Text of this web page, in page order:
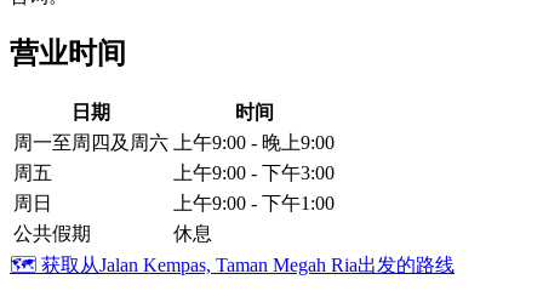
营业时间
日期
时间
周一至周四及周六
上午9:00 - 晚上9:00
周五
上午9:00 - 下午3:00
周日
上午9:00 - 下午1:00
公共假期
休息
🗺️ 获取从Jalan Kempas, Taman Megah Ria出发的路线